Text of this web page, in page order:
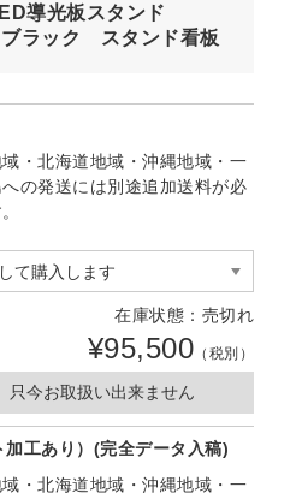
導光板スタンド
ラック スタンド看板
・北海道地域・沖縄地域・一
の発送には別途追加送料が必
在庫状態：売切れ
¥95,500 （税別）
只今お取扱い出来ません
工あり）(完全データ入稿)
・北海道地域・沖縄地域・一